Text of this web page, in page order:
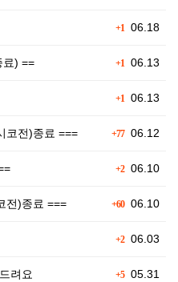
+1 06.18
+1 06.13
료) ==
+1 06.13
+7706.12
코전)종료 ===
+206.10
+6006.10
전)종료 ===
+206.03
+505.31
려요